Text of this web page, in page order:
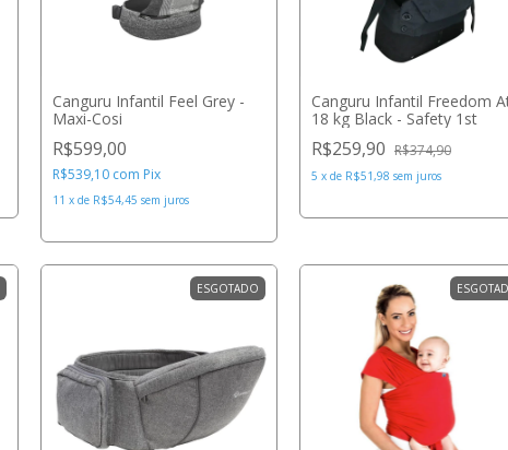
Canguru Infantil Feel Grey -
Maxi-Cosi
R$599,00
R$539,10 com Pix
11 x de R$54,45 sem juros
Canguru Infantil Freedom
18 kg Black - Safety 1st
R$259,90 R$374,90
5 x de R$51,98 sem juros
ESGOTADO